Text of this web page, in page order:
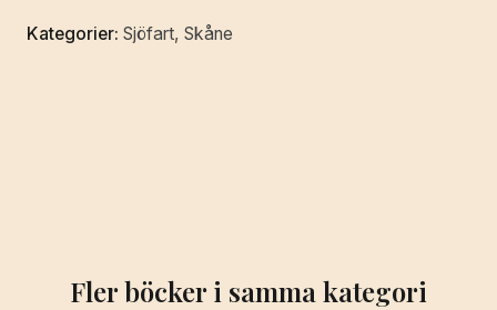
årsdagen
Kategorier: Sjöfart, Skåne
Fler böcker i samma kategori